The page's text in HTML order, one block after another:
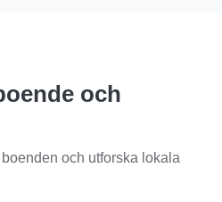
och
och utforska lokala